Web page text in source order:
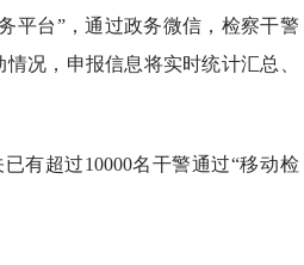
平台”，通过政务微信，检察干警
况，申报信息将实时统计汇总、
有超过10000名干警通过“移动检